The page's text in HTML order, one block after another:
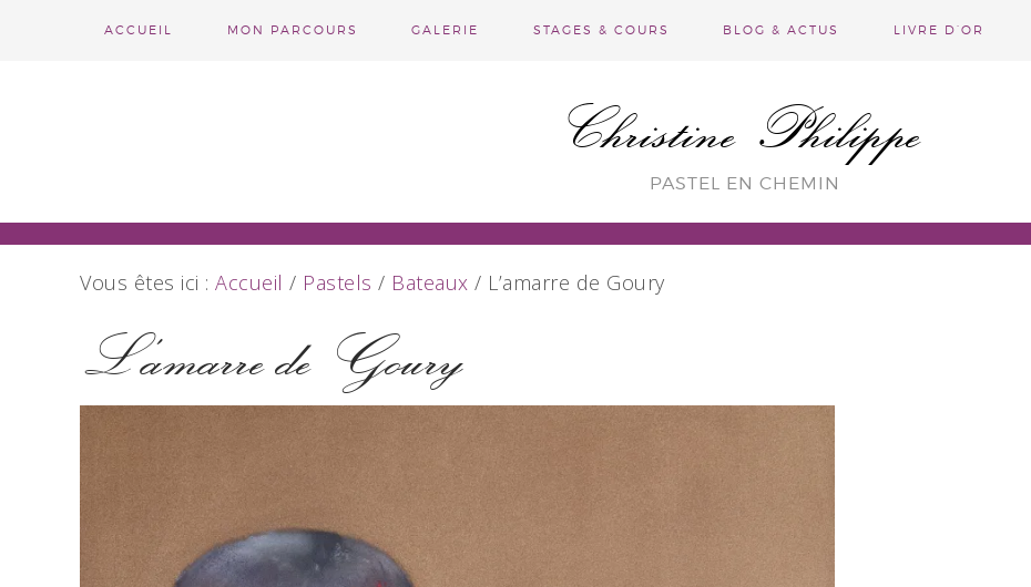
ACCUEIL MON PARCOURS GALERIE STAGES & COURS BLOG & ACTUS LIVRE D’OR
Christine Philippe
PASTEL EN CHEMIN
Vous êtes ici : Accueil / Pastels / Bateaux / L’amarre de Goury
L’amarre de Goury